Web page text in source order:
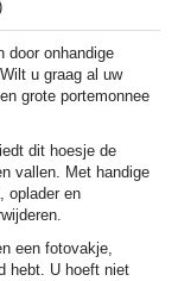
door onhandige
u graag al uw
grote portemonnee
dit hoesje de
vallen. Met handige
oplader en
een fotovakje,
hebt. U hoeft niet